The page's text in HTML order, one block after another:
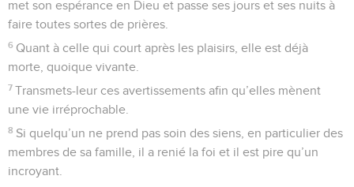
met son espérance en Dieu et passe ses jours et ses nuits à
faire toutes sortes de prières.
6 Quant à celle qui court après les plaisirs, elle est déjà
morte, quoique vivante.
7 Transmets-leur ces avertissements afin qu’elles mènent
une vie irréprochable.
8 Si quelqu’un ne prend pas soin des siens, en particulier des
membres de sa famille, il a renié la foi et il est pire qu’un
incroyant.